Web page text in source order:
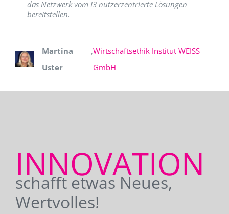
das Netzwerk vom I3 nutzerzentrierte Lösungen
bereitstellen.
Martina
Uster
,Wirtschaftsethik Institut WEISS
GmbH
INNOVATION
schafft etwas Neues,
Wertvolles!